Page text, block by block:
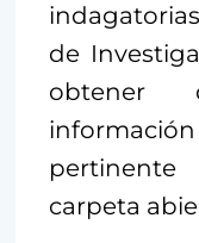
de
obtener
carpeta